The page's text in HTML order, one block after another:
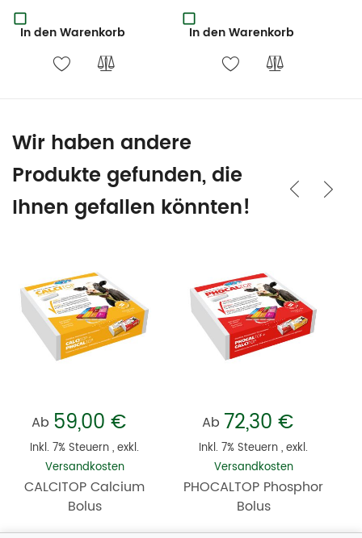
In den Warenkorb In den Warenkorb
Wir haben andere
Produkte gefunden, die
Ihnen gefallen könnten!
Ab 59,00 €
Inkl. 7% Steuern,exkl.
Versandkosten
CALCITOP Calcium
Bolus
Ab 72,30 €
Inkl. 7% Steuern,exkl.
Versandkosten
PHOCALTOP Phosphor
Bolus